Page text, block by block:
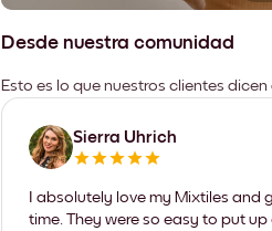
Desde nuestra comunidad
Esto es lo que nuestros clientes
Sierra Uhrich
I absolutely love my Mixtiles
time. They were so easy to put